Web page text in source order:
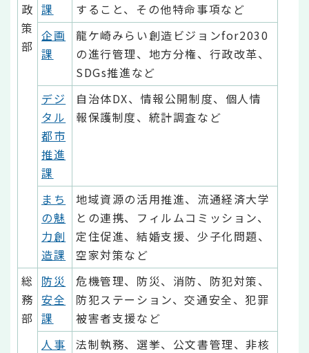
政
策
部
課
すること、その他特命事項など
企画
課
龍ケ崎みらい創造ビジョンfor2030
の進行管理、地方分権、行政改革、
SDGs推進など
デジ
タル
都市
推進
課
自治体DX、情報公開制度、個人情
報保護制度、統計調査など
まち
の魅
力創
造課
地域資源の活用推進、流通経済大学
との連携、フィルムコミッション、
定住促進、結婚支援、少子化問題、
空家対策など
総
務
部
防災
安全
課
危機管理、防災、消防、防犯対策、
防犯ステーション、交通安全、犯罪
被害者支援など
人事
法制執務、選挙、公文書管理、非核